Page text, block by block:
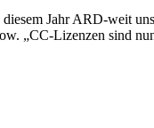
Jahr ARD-weit
„CC-Lizenzen sind